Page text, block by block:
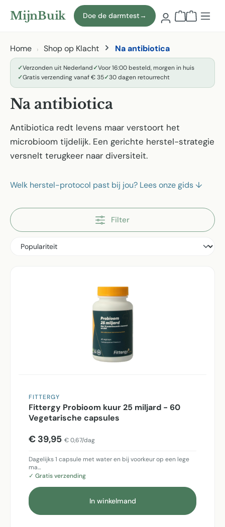
Naar hoofdinhoud
MijnBuik Doe de darmtest→
Home Shop op Klacht Na antibiotica
✓Verzonden uit Nederland✓Voor 16:00 besteld, morgen in huis
✓Gratis verzending vanaf € 35✓30 dagen retourrecht
Na antibiotica
Antibiotica redt levens maar verstoort het
microbioom tijdelijk. Een gerichte herstel-strategie
versnelt terugkeer naar diversiteit.
Welk herstel-protocol past bij jou? Lees onze gids ↓
Filter
FITTERGY
Fittergy Probioom kuur 25 miljard - 60
Vegetarische capsules
€ 39,95 € 0,67/dag
Dagelijks 1 capsule met water en bij voorkeur op een lege
ma…
✓ Gratis verzending
In winkelmand